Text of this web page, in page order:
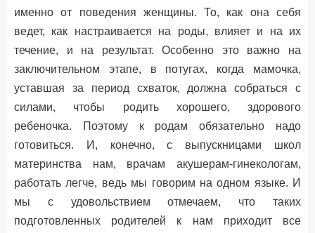
именно от поведения женщины. То, как она себя
ведет, как настраивается на роды, влияет и на их
течение, и на результат. Особенно это важно на
заключительном этапе, в потугах, когда мамочка,
уставшая за период схваток, должна собраться с
силами, чтобы родить хорошего, здорового
ребеночка. Поэтому к родам обязательно надо
готовиться. И, конечно, с выпускницами школ
материнства нам, врачам акушерам-гинекологам,
работать легче, ведь мы говорим на одном языке. И
мы с удовольствием отмечаем, что таких
подготовленных родителей к нам приходит все